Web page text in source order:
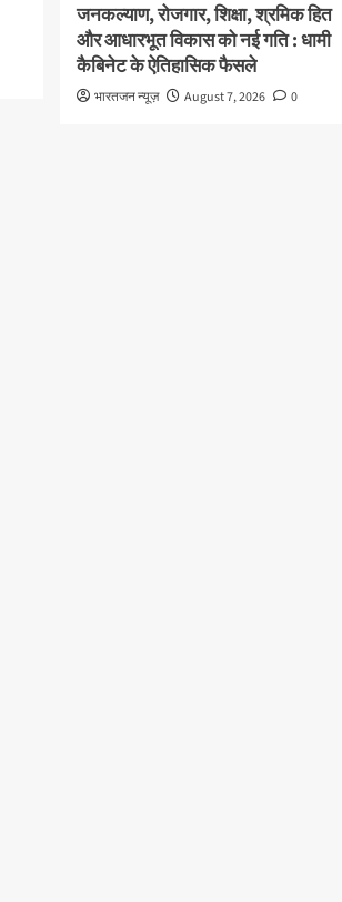
जनकल्याण, रोजगार, शिक्षा, श्रमिक हित
और आधारभूत विकास को नई गति : धामी
कैबिनेट के ऐतिहासिक फैसले
भारतजन न्यूज़ August 7, 2026 0